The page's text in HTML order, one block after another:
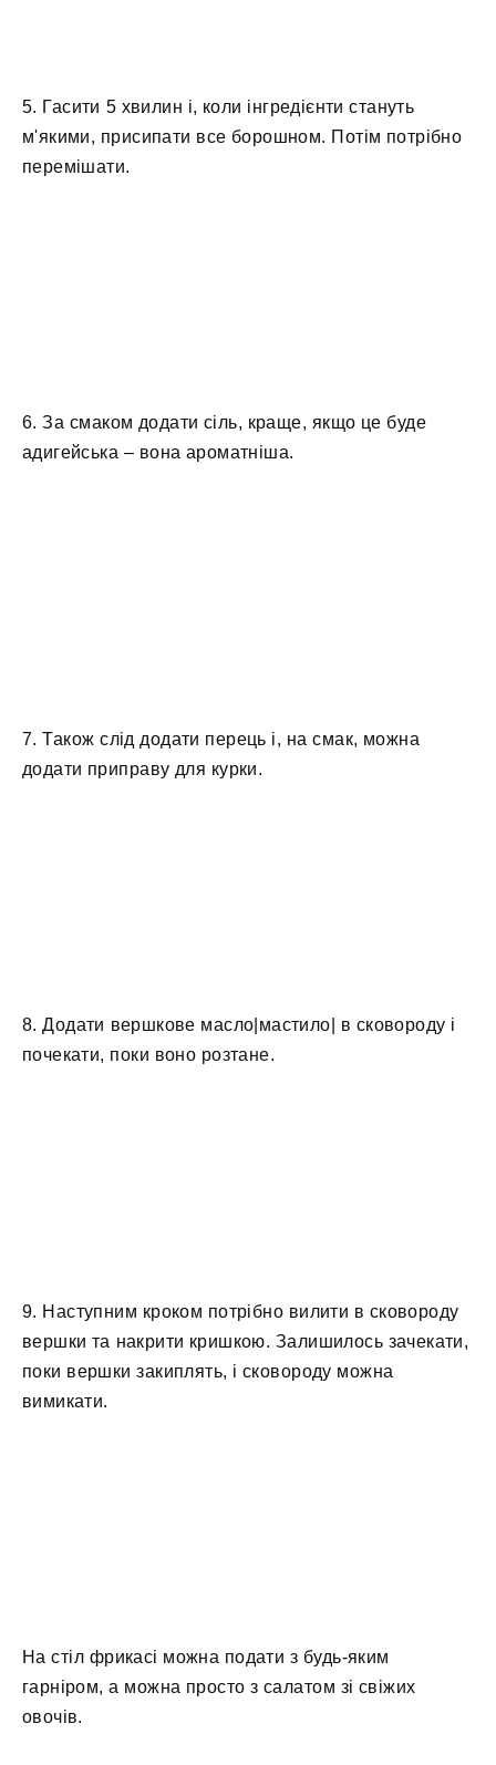
5. Гасити 5 хвилин і, коли інгредієнти стануть
м'якими, присипати все борошном. Потім потрібно
перемішати.
6. За смаком додати сіль, краще, якщо це буде
адигейська – вона ароматніша.
7. Також слід додати перець і, на смак, можна
додати приправу для курки.
8. Додати вершкове масло|мастило| в сковороду і
почекати, поки воно розтане.
9. Наступним кроком потрібно вилити в сковороду
вершки та накрити кришкою. Залишилось зачекати,
поки вершки закиплять, і сковороду можна
вимикати.
На стіл фрикасі можна подати з будь-яким
гарніром, а можна просто з салатом зі свіжих
овочів.